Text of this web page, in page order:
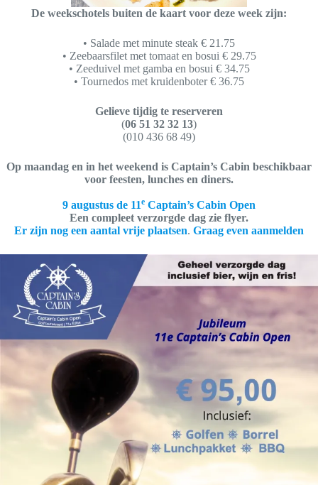
De weekschotels buiten de kaart voor deze week zijn:
• Salade met minute steak € 21.75
• Zeebaarsfilet met tomaat en bosui € 29.75
• Zeeduivel met gamba en bosui € 34.75
• Tournedos met kruidenboter € 36.75
Gelieve tijdig te reserveren
(06 51 32 32 13)
(010 436 68 49)
Op maandag en in het weekend is Captain’s Cabin beschikbaar
voor feesten, lunches en diners.
9 augustus de 11e Captain’s Cabin Open
Een compleet verzorgde dag zie flyer.
Er zijn nog een aantal vrije plaatsen. Graag even aanmelden